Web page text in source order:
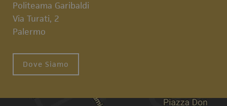
Politeama Garibaldi
Via Turati, 2
Palermo
Dove Siamo